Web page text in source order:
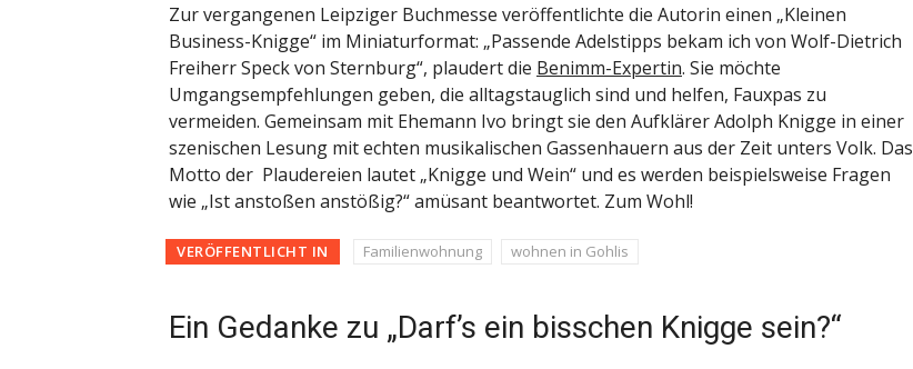
Zur vergangenen Leipziger Buchmesse veröffentlichte die Autorin einen „Kleinen
Business-Knigge“ im Miniaturformat: „Passende Adelstipps bekam ich von Wolf-Dietrich
Freiherr Speck von Sternburg“, plaudert die Benimm-Expertin. Sie möchte
Umgangsempfehlungen geben, die alltagstauglich sind und helfen, Fauxpas zu
vermeiden. Gemeinsam mit Ehemann Ivo bringt sie den Aufklärer Adolph Knigge in einer
szenischen Lesung mit echten musikalischen Gassenhauern aus der Zeit unters Volk. Das
Motto der Plaudereien lautet „Knigge und Wein“ und es werden beispielsweise Fragen
wie „Ist anstoßen anstößig?“ amüsant beantwortet. Zum Wohl!
VERÖFFENTLICHT IN Familienwohnung wohnen in Gohlis
Ein Gedanke zu „Darf’s ein bisschen Knigge sein?“